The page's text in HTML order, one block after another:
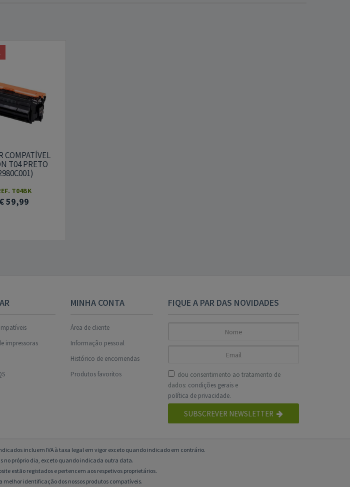
COMPATÍVEL
T04 PRETO
T04BK
€ 59,99
impressoras
MINHA CONTA
Área de cliente
Informação pessoal
Histórico de encomendas
Produtos favoritos
FIQUE A PAR DAS NOVIDADES
dou consentimento ao tratamento de
dados: condições geraise
política de privacidade.
SUBSCREVER NEWSLETTER
incluem IVA à taxa legal em vigor exceto quando indicado em contrário.
no próprio dia, exceto quando indicada outra data.
estão registados e pertencem aos respetivos proprietários.
identificação dos nossos produtos compatíveis.